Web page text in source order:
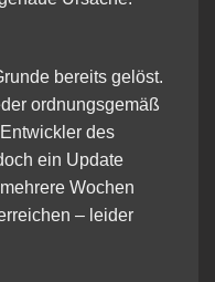
bereits gelöst.
ordnungsgemäß
des
ein Update
Wochen
– leider